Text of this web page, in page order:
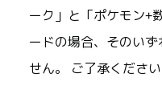
ーク」と「ポケモン+
ードの場合、そのい
せん。 ご了承ください